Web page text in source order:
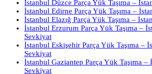
İstanbul Düzce Parça Yük Taşıma –
İstanbul Edirne Parça Yük Taşıma –
İstanbul Elazığ Parça Yük Taşıma –
İstanbul Erzurum Parça Yük Taşıma –
Sevkiyat
İstanbul Eskişehir Parça Yük Taşıma –
Sevkiyat
İstanbul Gaziantep Parça Yük Taşıma –
Sevkiyat